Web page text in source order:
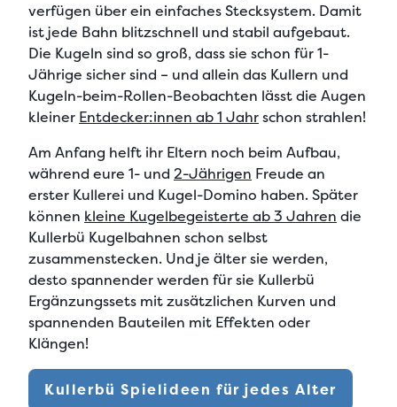
verfügen über ein einfaches Stecksystem. Damit
ist jede Bahn blitzschnell und stabil aufgebaut.
Die Kugeln sind so groß, dass sie schon für 1-
Jährige sichersind – und allein das Kullern und
Kugeln-beim-Rollen-Beobachten lässt die Augen
kleiner Entdecker:innen ab 1 Jahrschon strahlen!
Am Anfang helft ihr Eltern noch beim Aufbau,
während eure 1- und 2-Jährigen Freude an
erster Kullerei und Kugel-Domino haben. Später
können kleine Kugelbegeisterte ab 3 Jahren die
Kullerbü Kugelbahnen schon selbst
zusammenstecken. Und je älter sie werden,
desto spannender werden für sie Kullerbü
Ergänzungssets mit zusätzlichen Kurven und
spannenden Bauteilen mit Effekten oder
Klängen!
Kullerbü Spielideen für jedes Alter